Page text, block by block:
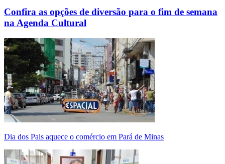
Confira as opções de diversão para o fim de semana
na Agenda Cultural
Dia dos Pais aquece o comércio em Pará de Minas